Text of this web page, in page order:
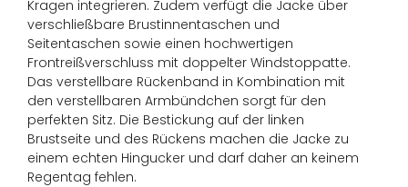
Kragen integrieren. Zudem verfügt die Jacke über
verschließbare Brustinnentaschen und
Seitentaschen sowie einen hochwertigen
Frontreißverschluss mit doppelter Windstoppatte.
Das verstellbare Rückenband in Kombination mit
den verstellbaren Armbündchen sorgt für den
perfekten Sitz. Die Bestickung auf der linken
Brustseite und des Rückens machen die Jacke zu
einem echten Hingucker und darf daher an keinem
Regentag fehlen.